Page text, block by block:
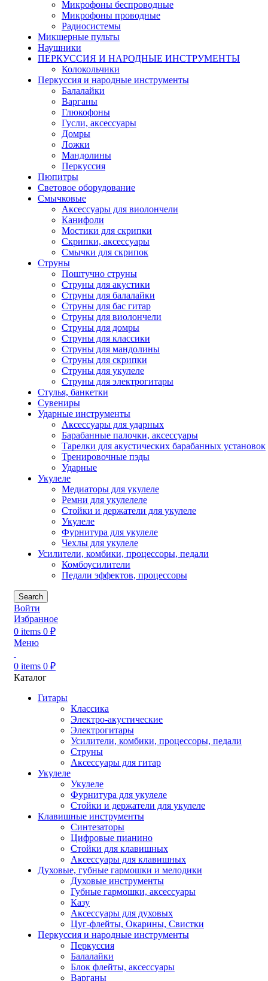
Микрофоны беспроводные
Микрофоны проводные
Радиосистемы
Микшерные пульты
Наушники
ПЕРКУССИЯ И НАРОДНЫЕ ИНСТРУМЕНТЫ
Колокольчики
Перкуссия и народные инструменты
Балалайки
Варганы
Глюкофоны
Гусли, аксессуары
Домры
Ложки
Мандолины
Перкуссия
Пюпитры
Световое оборудование
Смычковые
Аксессуары для виолончели
Канифоли
Мостики для скрипки
Скрипки, аксессуары
Смычки для скрипок
Струны
Поштучно струны
Струны для акустики
Струны для балалайки
Струны для бас гитар
Струны для виолончели
Струны для домры
Струны для классики
Струны для мандолины
Струны для скрипки
Струны для укулеле
Струны для электрогитары
Стулья, банкетки
Сувениры
Ударные инструменты
Аксессуары для ударных
Барабанные палочки, аксессуары
Тарелки для акустических барабанных установок
Тренировочные пэды
Ударные
Укулеле
Медиаторы для укулеле
Ремни для укулелеле
Стойки и держатели для укулеле
Укулеле
Фурнитура для укулеле
Чехлы для укулеле
Усилители, комбики, процессоры, педали
Комбоусилители
Педали эффектов, процессоры
Search
Войти
Избранное
0 items 0 ₽
Меню
0 items 0 ₽
Каталог
Гитары
Классика
Электро-акустические
Электрогитары
Усилители, комбики, процессоры, педали
Струны
Аксессуары для гитар
Укулеле
Укулеле
Фурнитура для укулеле
Стойки и держатели для укулеле
Клавишные инструменты
Синтезаторы
Цифровые пианино
Стойки для клавишных
Аксессуары для клавишных
Духовые, губные гармошки и мелодики
Духовые инструменты
Губные гармошки, аксессуары
Казу
Аксессуары для духовых
Цуг-флейты, Окарины, Свистки
Перкуссия и народные инструменты
Перкуссия
Балалайки
Блок флейты, аксессуары
Варганы